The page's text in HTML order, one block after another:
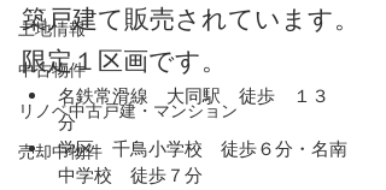
土地情報
中古物件
リノベ中古戸建・マンション
売却中物件
築戸建て販売されています。
限定１区画です。
名鉄常滑線　大同駅　徒歩　１３
分
学区　千鳥小学校　徒歩６分・名南
中学校　徒歩７分